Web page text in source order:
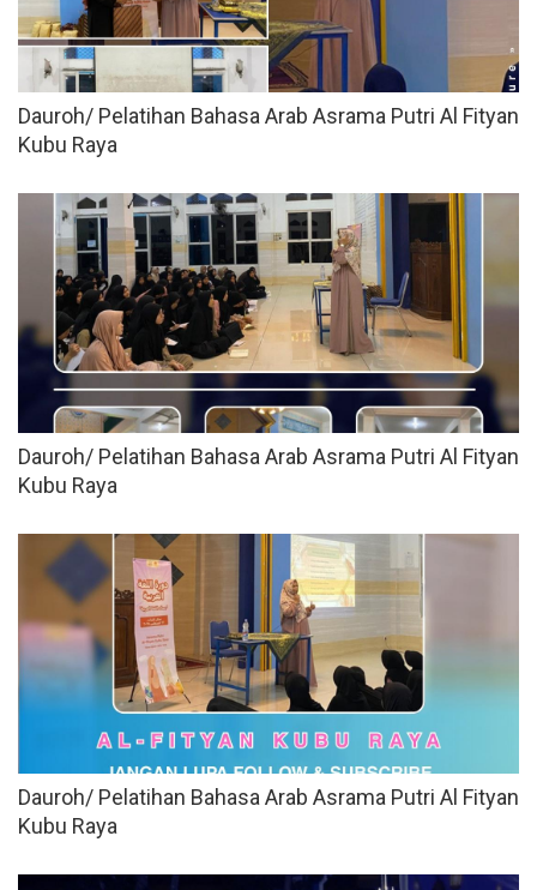
Dauroh/ Pelatihan Bahasa Arab Asrama Putri Al Fityan
Kubu Raya
Dauroh/ Pelatihan Bahasa Arab Asrama Putri Al Fityan
Kubu Raya
Dauroh/ Pelatihan Bahasa Arab Asrama Putri Al Fityan
Kubu Raya